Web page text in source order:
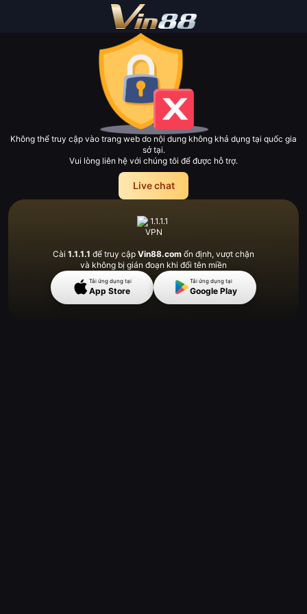
Không thể truy cập vào trang web do nội dung không khả dụng tại quốc gia
sở tại.
Vui lòng liên hệ với chúng tôi để được hỗ trợ.
Live chat
Cài 1.1.1.1 để truy cập Vin88.com ổn định, vượt chặn
và không bị gián đoạn khi đổi tên miền
Tải ứng dụng tại
App Store
Tải ứng dụng tại
Google Play